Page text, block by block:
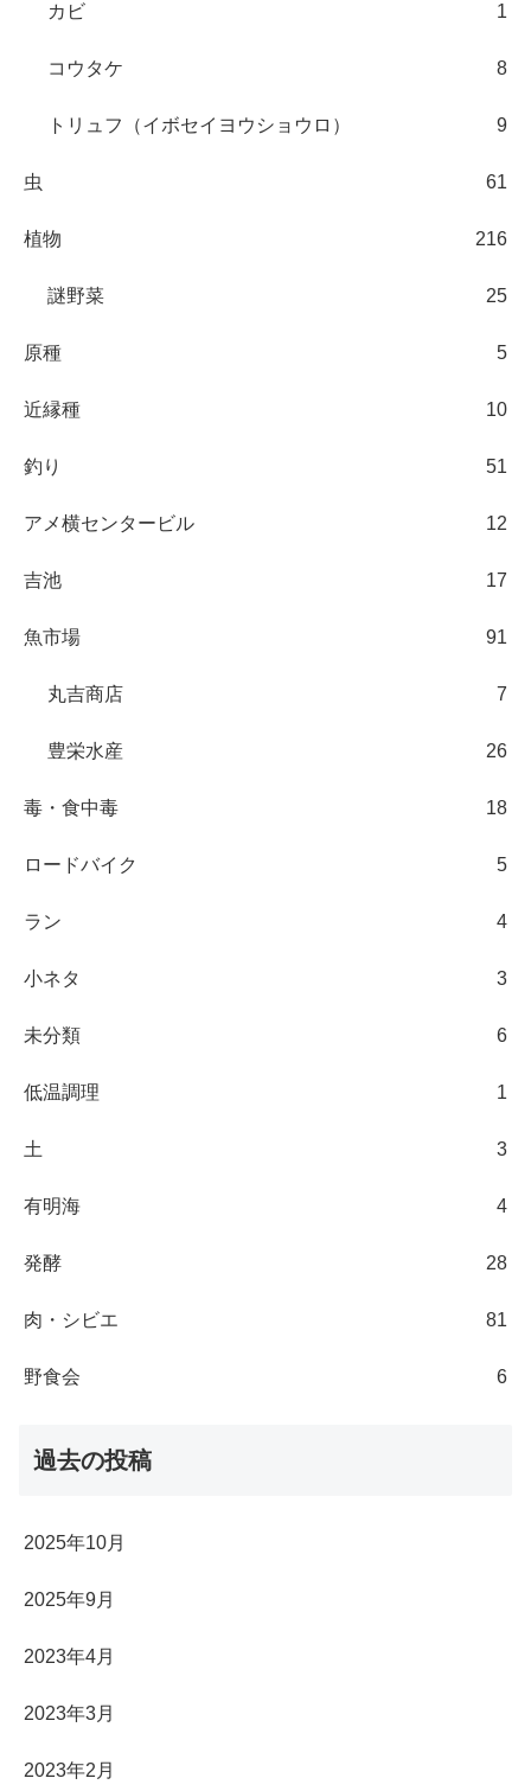
カビ 1
コウタケ 8
トリュフ（イボセイヨウショウロ） 9
虫 61
植物 216
謎野菜 25
原種 5
近縁種 10
釣り 51
アメ横センタービル 12
吉池 17
魚市場 91
丸吉商店 7
豊栄水産 26
毒・食中毒 18
ロードバイク 5
ラン 4
小ネタ 3
未分類 6
低温調理 1
土 3
有明海 4
発酵 28
肉・シビエ 81
野食会 6
過去の投稿
2025年10月
2025年9月
2023年4月
2023年3月
2023年2月